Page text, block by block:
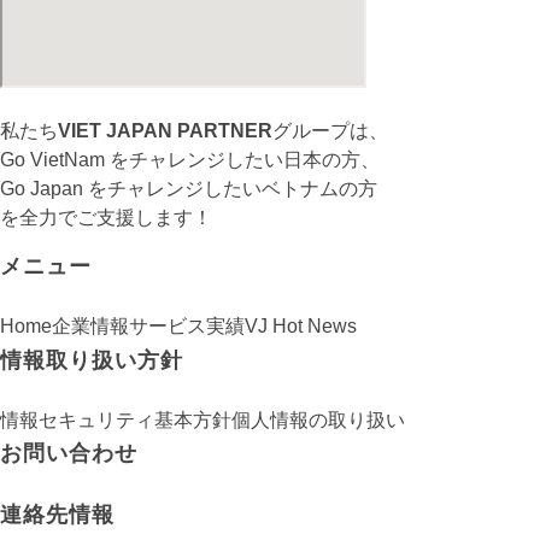
私たちVIET JAPAN PARTNERグループは、
Go VietNam をチャレンジしたい日本の方、
Go Japan をチャレンジしたいベトナムの方
を全力でご支援します！
メニュー
Home企業情報サービス実績VJ Hot News
情報取り扱い方針
情報セキュリティ基本方針個人情報の取り扱い
お問い合わせ
連絡先情報